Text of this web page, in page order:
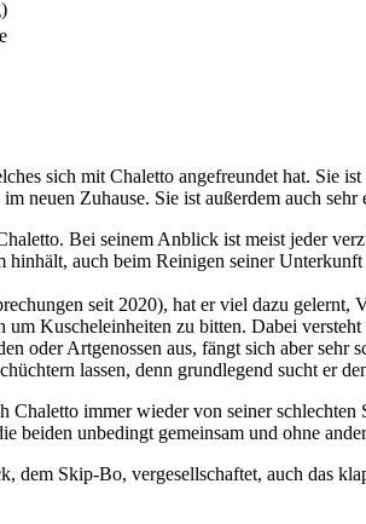
sich mit Chaletto angefreundet hat. Sie
neuen Zuhause. Sie ist außerdem auch sehr
Bei seinem Anblick ist meist jeder
auch beim Reinigen seiner
seit 2020), hat er viel dazu
Kuscheleinheiten zu bitten. Dabei
oder Artgenossen aus, fängt sich aber
lassen, denn grundlegend sucht er
immer wieder von seiner
unbedingt gemeinsam und ohne
dem Skip-Bo, vergesellschaftet, auch das